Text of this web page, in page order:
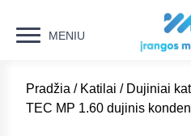
MENIU
Pradžia / Katilai / Dujiniai
TEC MP 1.60 dujinis